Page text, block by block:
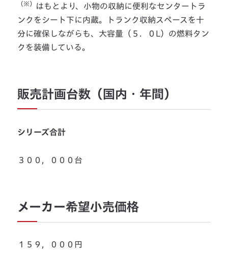
（※）
はもとより、小物の収納に便利なセンタートラ
ンクをシート下に内蔵。トランク収納スペースを十
分に確保しながらも、大容量（５．０L）の燃料タン
クを装備している。
販売計画台数（国内・年間）
シリーズ合計
３００，０００台
メーカー希望小売価格
１５９，０００円